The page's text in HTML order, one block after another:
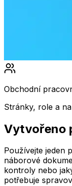
Obchodní
Stránky, role a
Vytvořeno
Používejte jeden
náborové
kontroly nebo
potřebuje